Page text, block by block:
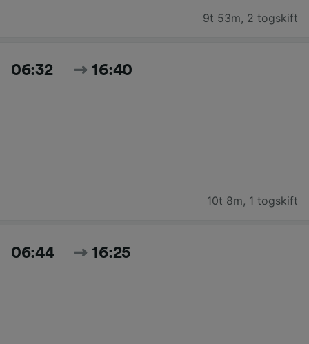
9t 53m, 2 togskift
06:32 16:40
10t 8m, 1 togskift
06:44 16:25